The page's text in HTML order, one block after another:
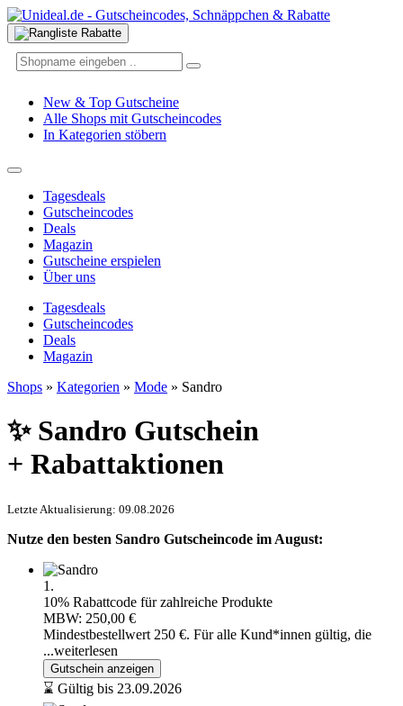
New & Top Gutscheine
Alle Shops mit Gutscheincodes
In Kategorien stöbern
Tagesdeals
Gutscheincodes
Deals
Magazin
Gutscheine erspielen
Über uns
Tagesdeals
Gutscheincodes
Deals
Magazin
Shops » Kategorien » Mode » Sandro
✨ Sandro Gutschein
+ Rabattaktionen
Letzte Aktualisierung: 09.08.2026
Nutze den besten Sandro Gutscheincode im August:
1.
10% Rabattcode für zahlreiche Produkte
MBW: 250,00 €
Mindestbestellwert 250 €. Für alle Kund*innen gültig, die
...weiterlesen
Gutschein anzeigen
⌛ Gültig bis 23.09.2026